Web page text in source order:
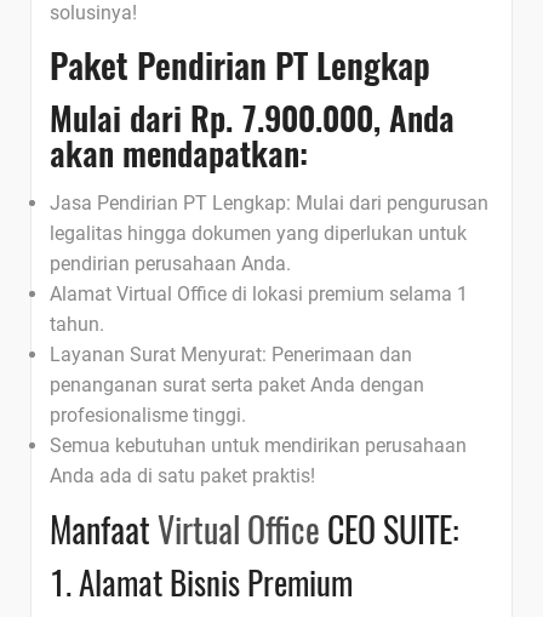
solusinya!
Paket Pendirian PT Lengkap
Mulai dari Rp. 7.900.000, Anda
akan mendapatkan:
Jasa Pendirian PT Lengkap: Mulai dari pengurusan
legalitas hingga dokumen yang diperlukan untuk
pendirian perusahaan Anda.
Alamat Virtual Office di lokasi premium selama 1
tahun.
Layanan Surat Menyurat: Penerimaan dan
penanganan surat serta paket Anda dengan
profesionalisme tinggi.
Semua kebutuhan untuk mendirikan perusahaan
Anda ada di satu paket praktis!
ManfaatVirtual OfficeCEO SUITE:
1. Alamat Bisnis Premium